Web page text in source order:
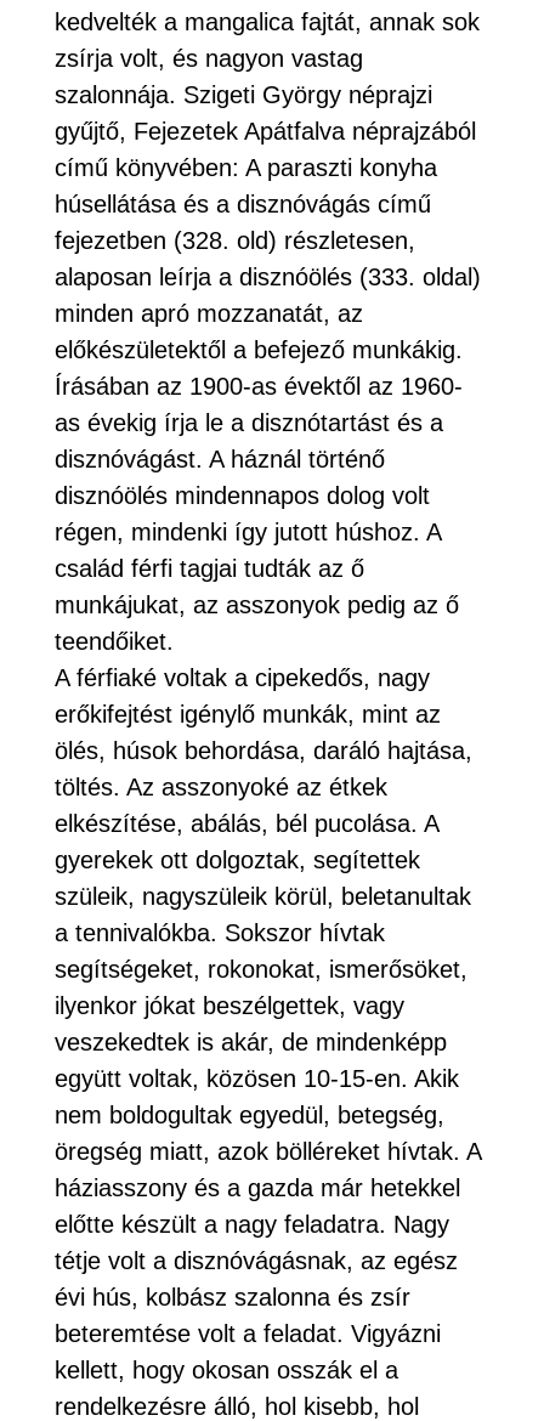
kedvelték a mangalica fajtát, annak sok
zsírja volt, és nagyon vastag
szalonnája. Szigeti György néprajzi
gyűjtő, Fejezetek Apátfalva néprajzából
című könyvében: A paraszti konyha
húsellátása és a disznóvágás című
fejezetben (328. old) részletesen,
alaposan leírja a disznóölés (333. oldal)
minden apró mozzanatát, az
előkészületektől a befejező munkákig.
Írásában az 1900-as évektől az 1960-
as évekig írja le a disznótartást és a
disznóvágást. A háznál történő
disznóölés mindennapos dolog volt
régen, mindenki így jutott húshoz. A
család férfi tagjai tudták az ő
munkájukat, az asszonyok pedig az ő
teendőiket.
A férfiaké voltak a cipekedős, nagy
erőkifejtést igénylő munkák, mint az
ölés, húsok behordása, daráló hajtása,
töltés. Az asszonyoké az étkek
elkészítése, abálás, bél pucolása. A
gyerekek ott dolgoztak, segítettek
szüleik, nagyszüleik körül, beletanultak
a tennivalókba. Sokszor hívtak
segítségeket, rokonokat, ismerősöket,
ilyenkor jókat beszélgettek, vagy
veszekedtek is akár, de mindenképp
együtt voltak, közösen 10-15-en. Akik
nem boldogultak egyedül, betegség,
öregség miatt, azok bölléreket hívtak. A
háziasszony és a gazda már hetekkel
előtte készült a nagy feladatra. Nagy
tétje volt a disznóvágásnak, az egész
évi hús, kolbász szalonna és zsír
beteremtése volt a feladat. Vigyázni
kellett, hogy okosan osszák el a
rendelkezésre álló, hol kisebb, hol